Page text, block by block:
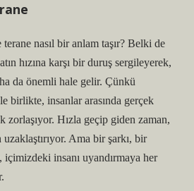
nasıl bir anlam taşır? Belki de
hızına karşı bir duruş sergileyerek,
da önemli hale gelir. Çünkü
birlikte, insanlar arasında gerçek
zorlaşıyor. Hızla geçip giden zaman,
Ama bir şarkı, bir
insanı uyandırmaya her